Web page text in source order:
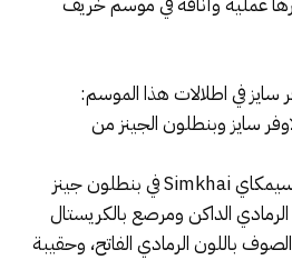
سايز في اطلالات هذا الموسم:
سايز وبنطلون الجينز من
تنسيق شبابي كاجوال من سيمكاي Simkhai في بنطلون جينز
الداكن ومرصع بالكريستال
باللون الرمادي الفاتح، وحقيبة